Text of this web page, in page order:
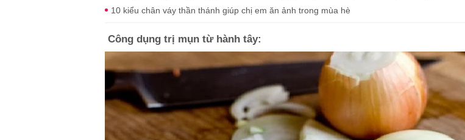
10 kiểu chân váy thần thánh giúp chị em ăn ảnh trong mùa hè
Công dụng trị mụn từ hành tây: